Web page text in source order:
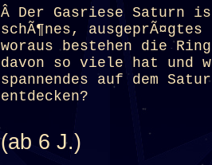
Â Der Gasriese Saturn
schÃ¶nes,
woraus bestehen die
davon so viele hat und
spannendes auf dem
entdecken?
(ab 6 J.)